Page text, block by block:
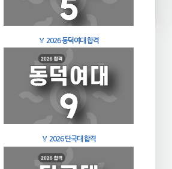
🏅 2026 동덕여대 합격
🏅 2026 단국대 합격